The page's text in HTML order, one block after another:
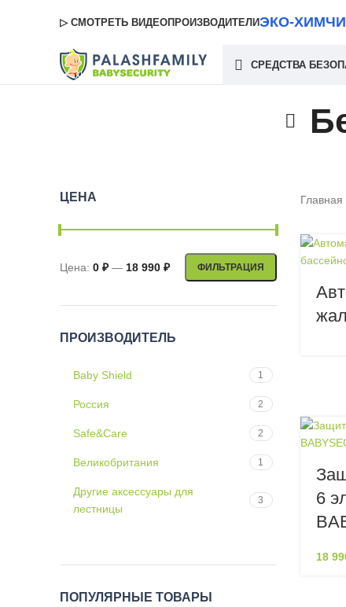
▷ СМОТРЕТЬ ВИДЕОПРОИЗВОДИТЕЛИЭКО-
СРЕДСТВА
ЦЕНА
ФИЛЬТРАЦИЯ
Цена: 0 ₽— 18 990 ₽
ПРОИЗВОДИТЕЛЬ
Baby Shield 1
Россия 2
Safe&Care 2
Великобритания 1
Другие аксессуары для
лестницы
3
ПОПУЛЯРНЫЕ ТОВАРЫ
Главная
6
18